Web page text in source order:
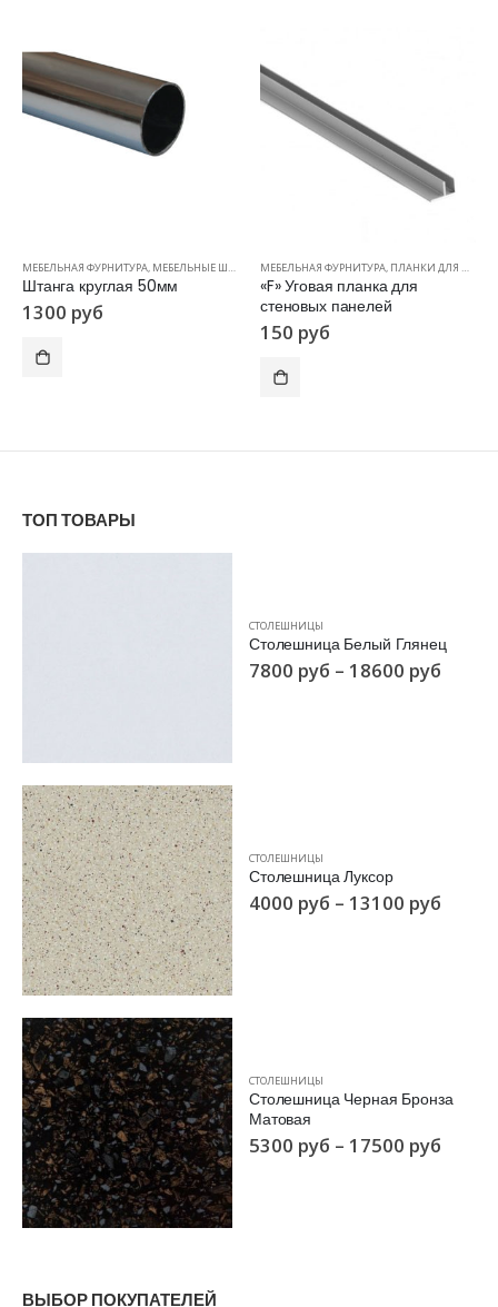
МЕБЕЛЬНАЯ ФУРНИТУРА, МЕБЕЛЬНЫЕ ШТАНГИ
Штанга круглая 50мм
1300 руб
МЕБЕЛЬНАЯ ФУРНИТУРА, ПЛАНКИ ДЛЯ ПАНЕЛЕЙ
«F» Уговая планка для
стеновых панелей
150 руб
ТОП ТОВАРЫ
СТОЛЕШНИЦЫ
Столешница Белый Глянец
7800 руб – 18600 руб
СТОЛЕШНИЦЫ
Столешница Луксор
4000 руб – 13100 руб
СТОЛЕШНИЦЫ
Столешница Черная Бронза
Матовая
5300 руб – 17500 руб
ВЫБОР ПОКУПАТЕЛЕЙ